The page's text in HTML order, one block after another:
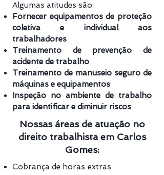
Algumas atitudes são:
Fornecer equipamentos de proteção
coletiva e individual aos
trabalhadores
Treinamento de prevenção de
acidente de trabalho
Treinamento de manuseio seguro de
máquinas e equipamentos
Inspeção no ambiente de trabalho
para identificar e diminuir riscos
Nossas áreas de atuação no
direito trabalhista em Carlos
Gomes:
Cobrança de horas extras